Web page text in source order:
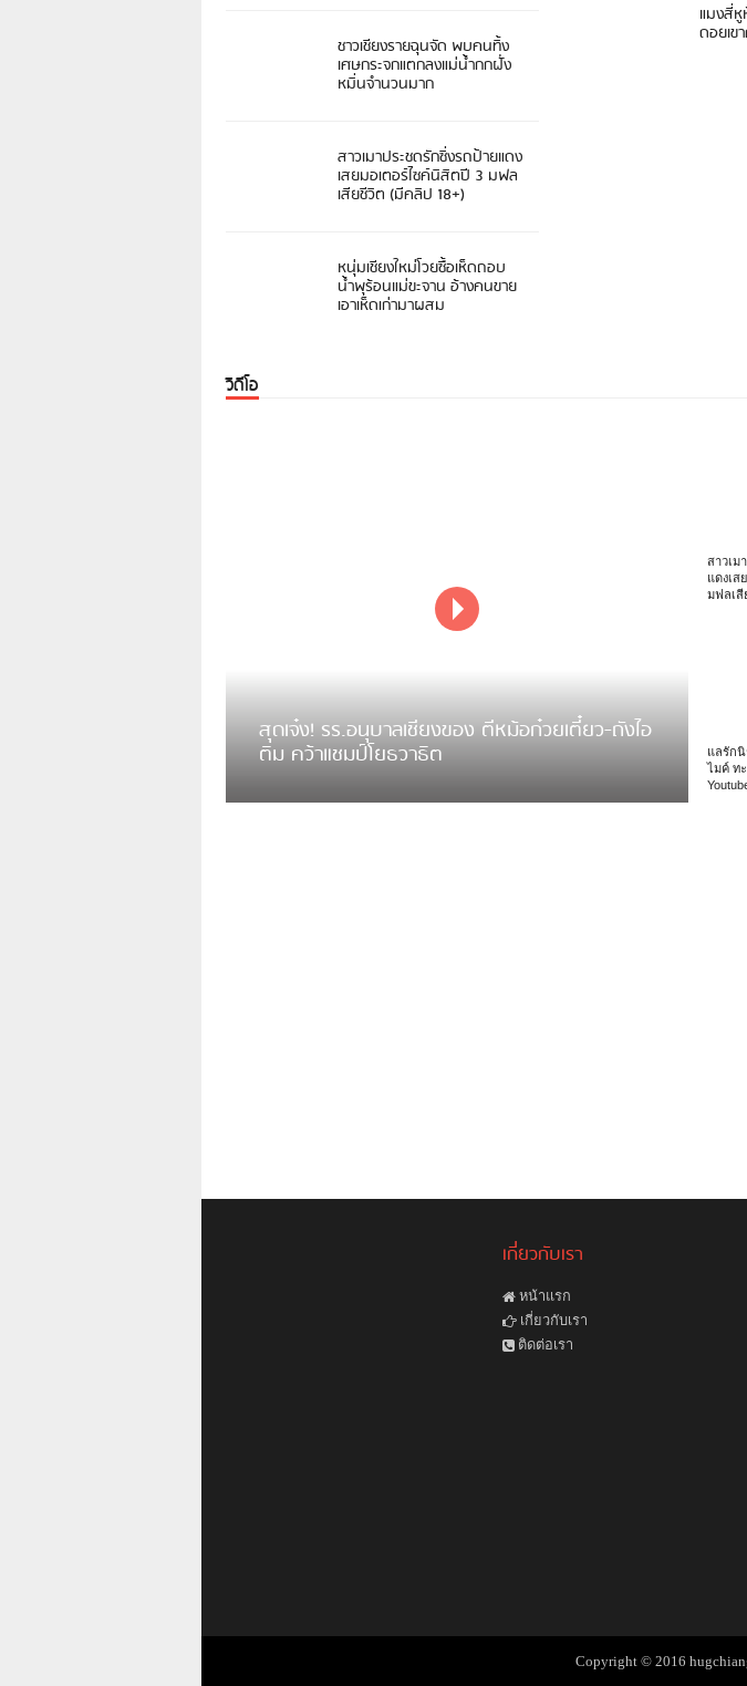
ชาวเชียงรายฉุนจัด พบคนทิ้ง
เศษกระจกแตกลงแม่น้ำกกฝั่ง
หมิ่นจำนวนมาก
สาวเมาประชดรักซิ่งรถป้ายแดง
เสยมอเตอร์ไซค์นิสิตปี 3 มฟล
เสียชีวิต (มีคลิป 18+)
หนุ่มเชียงใหม่โวยซื้อเห็ดถอบ
น้ำพุร้อนแม่ขะจาน อ้างคนขาย
เอาเห็ดเก่ามาผสม
แมงสี่หู
ดอยเข
วิดีโอ
สุดเจ๋ง! รร.อนุบาลเชียงของ ตีหม้อก๋วยเตี๋ยว-ถังไอ
ติม คว้าแชมป์โยธวาธิต
สาวเม
แดงเส
มฟลเสี
แลรัก
ไมค์ ท
เกี่ยวกับเรา
หน้าแรก
เกี่ยวกับเรา
ติดต่อเรา
Copyright © 2016